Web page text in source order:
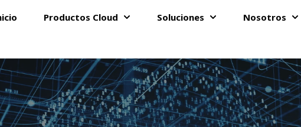
Productos Cloud
Show submenu for Productos Cloud
Soluciones
Show submenu
Nosotros